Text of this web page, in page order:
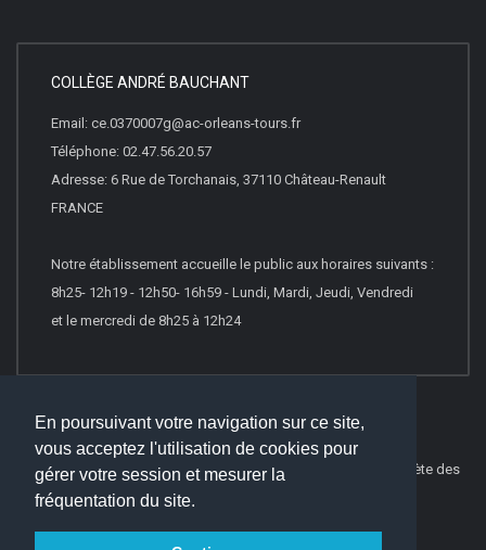
En poursuivant votre navigation sur ce site,
vous acceptez l'utilisation de cookies pour
gérer votre session et mesurer la
fréquentation du site.
COLLÈGE ANDRÉ BAUCHANT
Email: ce.0370007g@ac-orleans-tours.fr
Téléphone: 02.47.56.20.57
Adresse: 6 Rue de Torchanais, 37110 Château-Renault
FRANCE
Notre établissement accueille le public aux horaires suivants :
8h25- 12h19 - 12h50- 16h59 - Lundi, Mardi, Jeudi, Vendredi
et le mercredi de 8h25 à 12h24
© 2026 Websco Innovations -Mentions Légales
Liste Complète des